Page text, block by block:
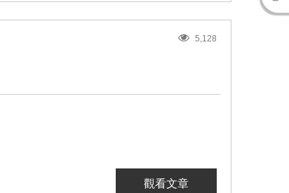
5,128
觀看文章